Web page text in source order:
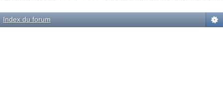
Index du forum